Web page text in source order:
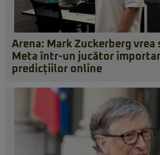
Arena: Mark Zuckerberg
Meta într-un jucător
predicțiilor online